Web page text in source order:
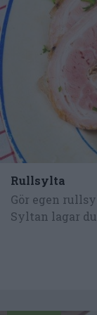
Rullsylta
Gör egen
Syltan lagar